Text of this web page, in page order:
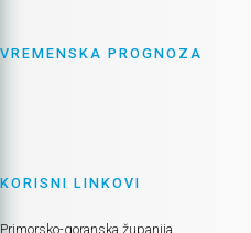
VREMENSKA PROGNOZA
KORISNI LINKOVI
Primorsko-goranska županija